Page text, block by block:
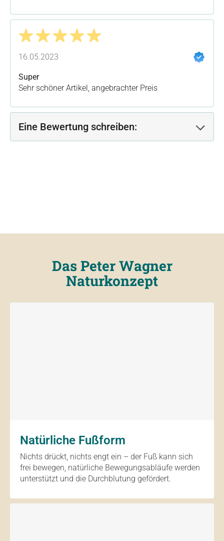
16.05.2023
Super
Sehr schöner Artikel, angebrachter Preis
Eine Bewertung schreiben:
Das Peter Wagner
Naturkonzept
Natürliche Fußform
Nichts drückt, nichts engt ein – der Fuß kann sich
frei bewegen, natürliche Bewegungsabläufe werden
unterstützt und die Durchblutung gefördert.